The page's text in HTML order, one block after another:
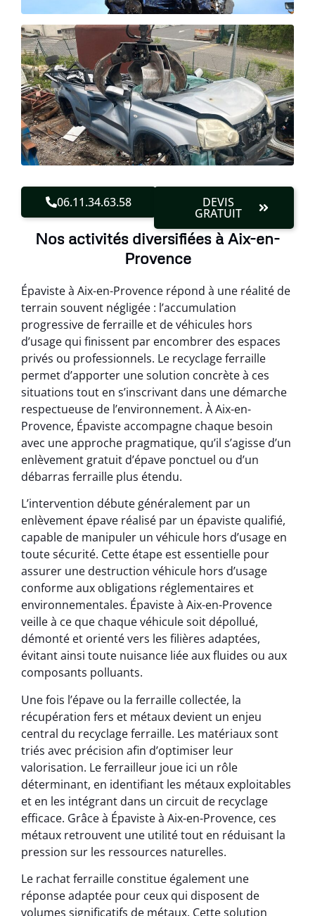
06.11.34.63.58 DEVIS
GRATUIT
Nos activités diversifiées à Aix-en-
Provence
Épaviste à Aix-en-Provence répond à une réalité de
terrain souvent négligée : l’accumulation
progressive de ferraille et de véhicules hors
d’usage qui finissent par encombrer des espaces
privés ou professionnels. Le recyclage ferraille
permet d’apporter une solution concrète à ces
situations tout en s’inscrivant dans une démarche
respectueuse de l’environnement. À Aix-en-
Provence, Épaviste accompagne chaque besoin
avec une approche pragmatique, qu’il s’agisse d’un
enlèvement gratuit d’épave ponctuel ou d’un
débarras ferraille plus étendu.
L’intervention débute généralement par un
enlèvement épave réalisé par un épaviste qualifié,
capable de manipuler un véhicule hors d’usage en
toute sécurité. Cette étape est essentielle pour
assurer une destruction véhicule hors d’usage
conforme aux obligations réglementaires et
environnementales. Épaviste à Aix-en-Provence
veille à ce que chaque véhicule soit dépollué,
démonté et orienté vers les filières adaptées,
évitant ainsi toute nuisance liée aux fluides ou aux
composants polluants.
Une fois l’épave ou la ferraille collectée, la
récupération fers et métaux devient un enjeu
central du recyclage ferraille. Les matériaux sont
triés avec précision afin d’optimiser leur
valorisation. Le ferrailleur joue ici un rôle
déterminant, en identifiant les métaux exploitables
et en les intégrant dans un circuit de recyclage
efficace. Grâce à Épaviste à Aix-en-Provence, ces
métaux retrouvent une utilité tout en réduisant la
pression sur les ressources naturelles.
Le rachat ferraille constitue également une
réponse adaptée pour ceux qui disposent de
volumes significatifs de métaux. Cette solution